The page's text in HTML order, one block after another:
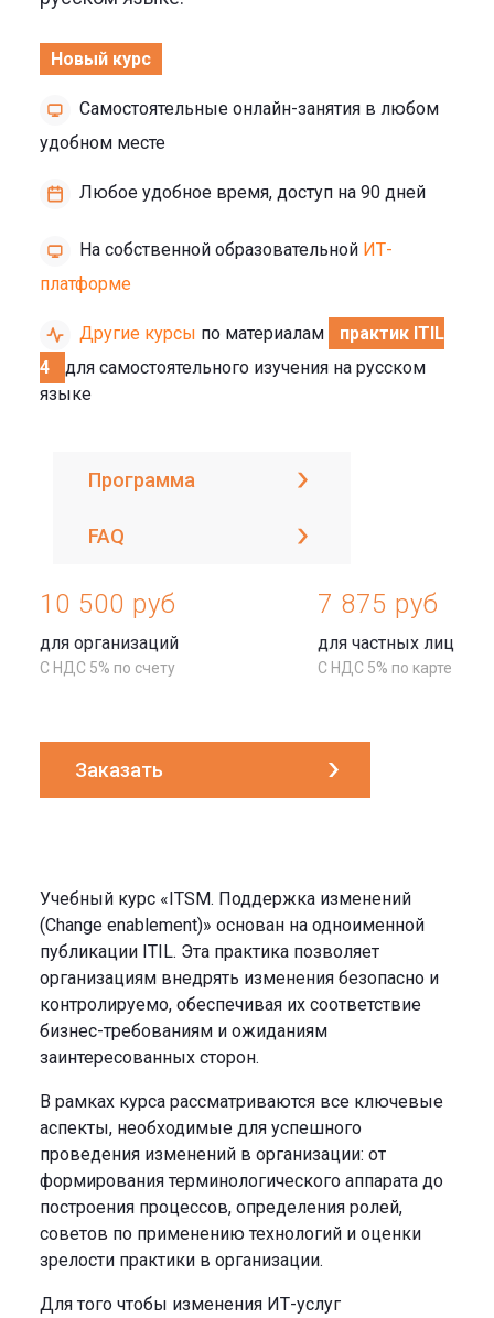
Новый курс
Самостоятельные онлайн-занятия в любом
удобном месте
Любое удобное время, доступ на 90 дней
На собственной образовательной ИТ-
платформе
Другие курсы по материалам
практик ITIL
4
для самостоятельного изучения на русском
языке
Программа
FAQ
10 500 руб
для организаций
С НДС 5% по счету
7 875 руб
для частных лиц
С НДС 5% по карте
Заказать
Учебный курс «ITSM. Поддержка изменений
(Change enablement)» основан на одноименной
публикации ITIL. Эта практика позволяет
организациям внедрять изменения безопасно и
контролируемо, обеспечивая их соответствие
бизнес-требованиям и ожиданиям
заинтересованных сторон.
В рамках курса рассматриваются все ключевые
аспекты, необходимые для успешного
проведения изменений в организации: от
формирования терминологического аппарата до
построения процессов, определения ролей,
советов по применению технологий и оценки
зрелости практики в организации.
Для того чтобы изменения ИТ-услуг